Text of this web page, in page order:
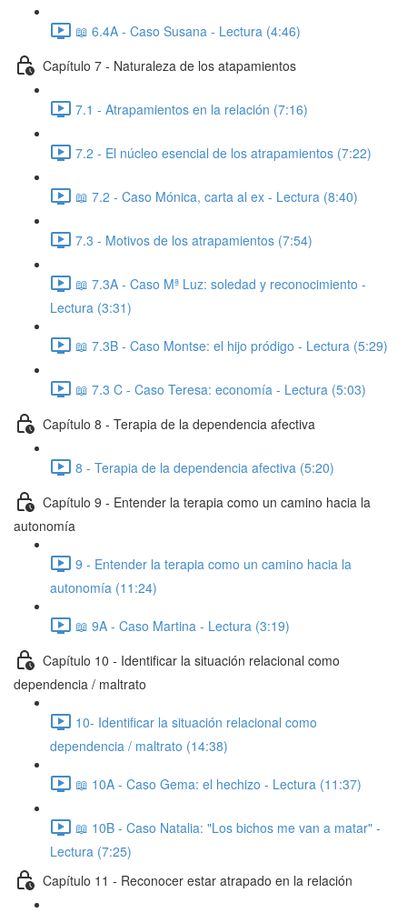
📖 6.4A - Caso Susana - Lectura (4:46)
Capítulo 7 - Naturaleza de los atapamientos
7.1 - Atrapamientos en la relación (7:16)
7.2 - El núcleo esencial de los atrapamientos (7:22)
📖 7.2 - Caso Mónica, carta al ex - Lectura (8:40)
7.3 - Motivos de los atrapamientos (7:54)
📖 7.3A - Caso Mª Luz: soledad y reconocimiento -
Lectura (3:31)
📖 7.3B - Caso Montse: el hijo pródigo - Lectura (5:29)
📖 7.3 C - Caso Teresa: economía - Lectura (5:03)
Capítulo 8 - Terapia de la dependencia afectiva
8 - Terapia de la dependencia afectiva (5:20)
Capítulo 9 - Entender la terapia como un camino hacia la
autonomía
9 - Entender la terapia como un camino hacia la
autonomía (11:24)
📖 9A - Caso Martina - Lectura (3:19)
Capítulo 10 - Identificar la situación relacional como
dependencia / maltrato
10- Identificar la situación relacional como
dependencia / maltrato (14:38)
📖 10A - Caso Gema: el hechizo - Lectura (11:37)
📖 10B - Caso Natalia: "Los bichos me van a matar" -
Lectura (7:25)
Capítulo 11 - Reconocer estar atrapado en la relación